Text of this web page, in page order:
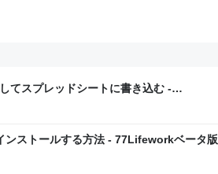
てスプレッドシートに書き込む -
ンストールする方法 - 77Lifeworkベータ版